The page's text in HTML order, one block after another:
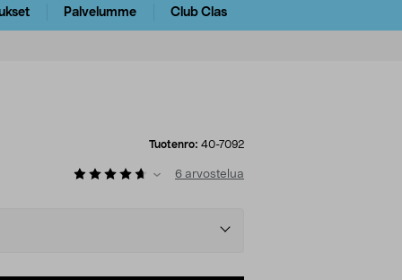
Palvelumme Club Clas
Tuotenro: 40-7092
6 arvostelua